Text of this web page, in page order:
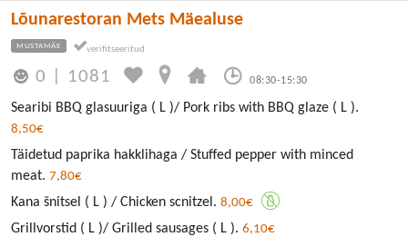
Lõunarestoran Mets Mäealuse
MUSTAMÄE
0 1081 08:30-15:30
Searibi BBQ glasuuriga ( L )/ Pork ribs with BBQ glaze ( L ).
8,50€
Täidetud paprika hakklihaga / Stuffed pepper with minced
meat. 7,80€
Kana šnitsel ( L ) / Chicken scnitzel. 8,00€
Grillvorstid ( L )/ Grilled sausages ( L ). 6,10€